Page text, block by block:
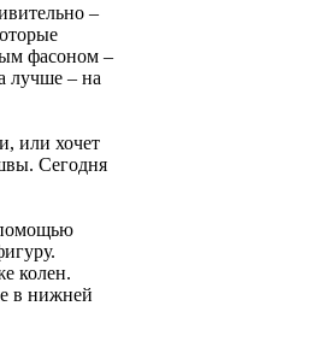
–
фасоном –
лучше – на
или хочет
Сегодня
колен.
в нижней